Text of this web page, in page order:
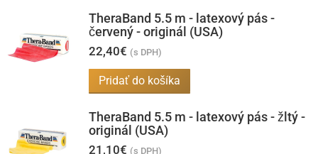
TheraBand 5.5 m - latexový pás -
červený - originál (USA)
22,40€ (s DPH)
Pridať do košíka
TheraBand 5.5 m - latexový pás - žltý -
originál (USA)
21,10€ (s DPH)